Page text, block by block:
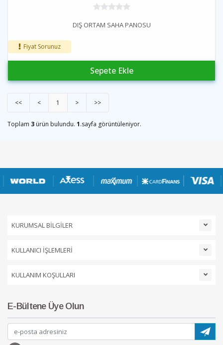
DIŞ ORTAM SAHA PANOSU
Fiyat Sorunuz
Sepete Ekle
<< < 1 > >>
Toplam 3 ürün bulundu. 1.sayfa görüntüleniyor.
KURUMSAL BİLGİLER
KULLANICI İŞLEMLERİ
KULLANIM KOŞULLARI
E-Bültene Üye Olun